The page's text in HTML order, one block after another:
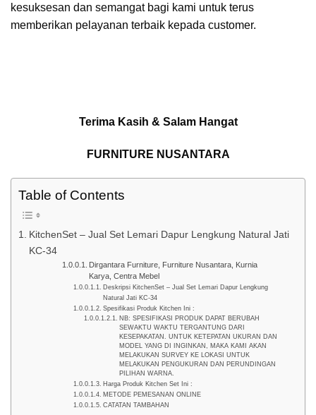
kesuksesan dan semangat bagi kami untuk terus
memberikan pelayanan terbaik kepada customer.
Terima Kasih & Salam Hangat
FURNITURE NUSANTARA
Table of Contents
KitchenSet – Jual Set Lemari Dapur Lengkung Natural Jati
KC-34
Dirgantara Furniture, Furniture Nusantara, Kurnia
Karya, Centra Mebel
Deskripsi KitchenSet – Jual Set Lemari Dapur Lengkung
Natural Jati KC-34
Spesifikasi Produk Kitchen Ini :
NB: SPESIFIKASI PRODUK DAPAT BERUBAH
SEWAKTU WAKTU TERGANTUNG DARI
KESEPAKATAN. UNTUK KETEPATAN UKURAN DAN
MODEL YANG DI INGINKAN, MAKA KAMI AKAN
MELAKUKAN SURVEY KE LOKASI UNTUK
MELAKUKAN PENGUKURAN DAN PERUNDINGAN
PILIHAN WARNA.
Harga Produk Kitchen Set Ini :
METODE PEMESANAN ONLINE
CATATAN TAMBAHAN